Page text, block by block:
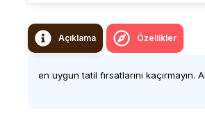
Açıklama Özellikler
en uygun tatil fırsatlarını kaçırmayın.